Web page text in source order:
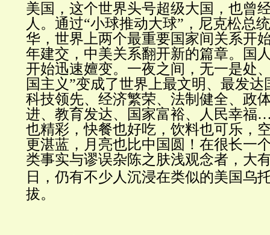
美国，这个世界头号超级大国，也曾
人。通过“小球推动大球”，尼克松总
华，世界上两个最重要国家间关系开
年建交，中美关系翻开新的篇章。国
开始迅速嬗变。一夜之间，无一是处
国主义”变成了世界上最文明、最发
科技领先、经济繁荣、法制健全、政
进、教育发达、国家富裕、人民幸
也精彩，快餐也好吃，饮料也可乐，
更湛蓝，月亮也比中国圆！在很长一
类事实与谬误杂陈之肤浅观念者，大
日，仍有不少人沉浸在类似的美国乌
拔。